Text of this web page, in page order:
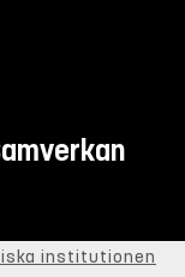
institutionen